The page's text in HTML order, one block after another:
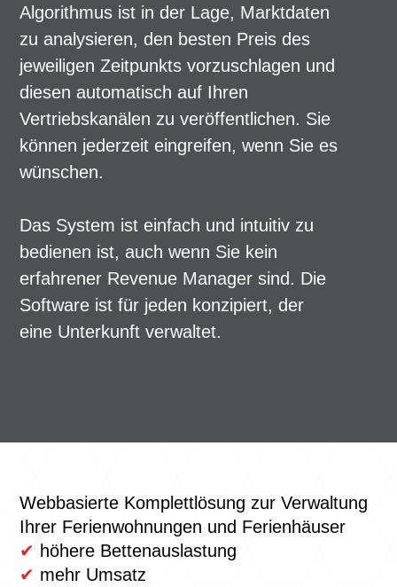
Algorithmus ist in der Lage, Marktdaten
zu analysieren, den besten Preis des
jeweiligen Zeitpunkts vorzuschlagen und
diesen automatisch auf Ihren
Vertriebskanälen zu veröffentlichen. Sie
können jederzeit eingreifen, wenn Sie es
wünschen.
Das System ist einfach und intuitiv zu
bedienen ist, auch wenn Sie kein
erfahrener Revenue Manager sind. Die
Software ist für jeden konzipiert, der
eine Unterkunft verwaltet.
Webbasierte Komplettlösung zur Verwaltung
Ihrer Ferienwohnungen und Ferienhäuser
✔ höhere Bettenauslastung
✔ mehr Umsatz